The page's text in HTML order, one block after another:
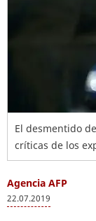
El desmentido
críticas de los
Agencia AFP
22.07.2019